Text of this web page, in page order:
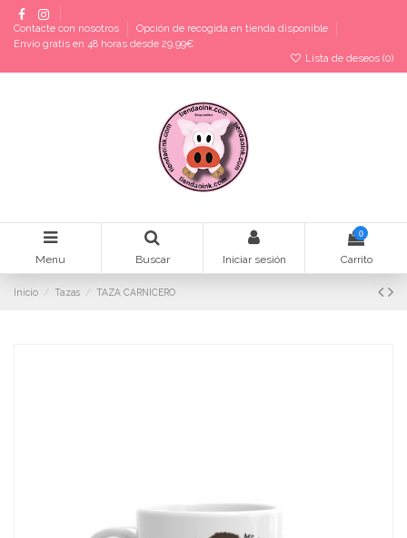
Contacte con nosotros
Opción de recogida en tienda disponible
Envío gratis en 48 horas desde 29,99€
Lista de deseos (0)
Menu Buscar Iniciar sesión
0
Carrito
Inicio Tazas TAZA CARNICERO